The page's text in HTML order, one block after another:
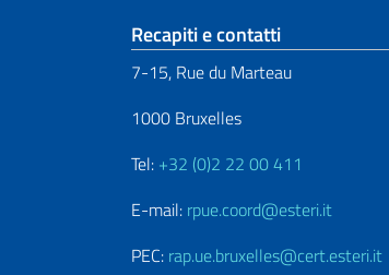
Sezione footer
Recapiti e contatti
7-15, Rue du Marteau
1000 Bruxelles
Tel: +32 (0)2 22 00 411
E-mail: rpue.coord@esteri.it
PEC: rap.ue.bruxelles@cert.esteri.it